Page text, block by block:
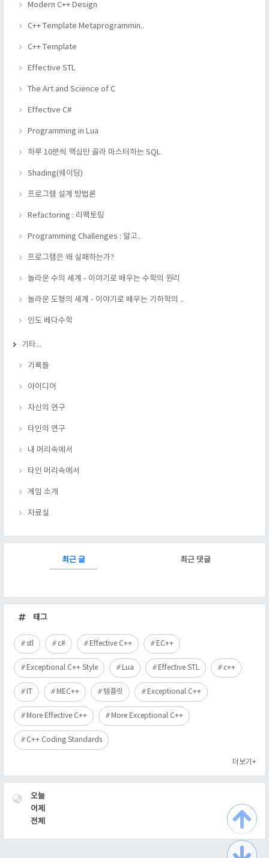
Modern C++ Design
C++ Template Metaprogrammin..
C++ Template
Effective STL
The Art and Science of C
Effective C#
Programming in Lua
하루 10분씩 핵심만 골라 마스터하는 SQL
Shading(쉐이딩)
프로그램 설계 방법론
Refactoring : 리팩토링
Programming Challenges : 알고..
프로그램은 왜 실패하는가?
놀라운 수의 세계 - 이야기로 배우는 수학의 원리
놀라운 도형의 세계 - 이야기로 배우는 기하학의 ..
인도 베다수학
기타...
기록들
아이디어
자신의 연구
타인의 연구
내 머리속에서
타인 머리속에서
게임 소개
자료실
최근 글 최근 댓글
근
글
태그
stl c# Effective C++ EC++
Exceptional C++ Style Lua Effective STL c++
IT MEC++ 템플릿 Exceptional C++
More Effective C++ More Exceptional C++
C++ Coding Standards
더보기+
VISITOR
오늘
어제
전체